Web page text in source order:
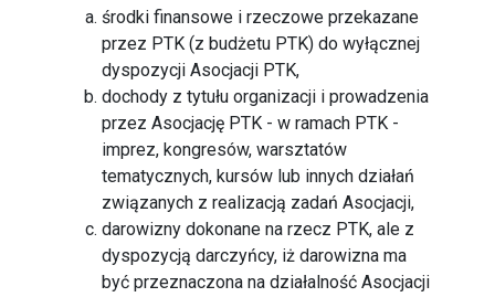
środki finansowe i rzeczowe przekazane
przez PTK (z budżetu PTK) do wyłącznej
dyspozycji Asocjacji PTK,
dochody z tytułu organizacji i prowadzenia
przez Asocjację PTK - w ramach PTK -
imprez, kongresów, warsztatów
tematycznych, kursów lub innych działań
związanych z realizacją zadań Asocjacji,
darowizny dokonane na rzecz PTK, ale z
dyspozycją darczyńcy, iż darowizna ma
być przeznaczona na działalność Asocjacji